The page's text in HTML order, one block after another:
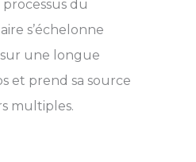
du
s’échelonne
une longue
et prend sa source
multiples.